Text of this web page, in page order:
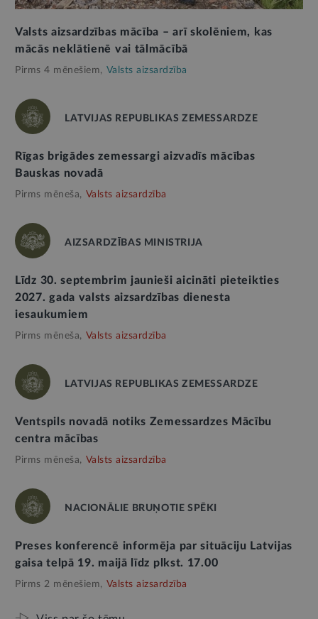
Valsts aizsardzības mācība – arī skolēniem, kas
mācās neklātienē vai tālmācībā
Pirms 4 mēnešiem, Valsts aizsardzība
LATVIJAS REPUBLIKAS ZEMESSARDZE
Rīgas brigādes zemessargi aizvadīs mācības
Bauskas novadā
Pirms mēneša, Valsts aizsardzība
AIZSARDZĪBAS MINISTRIJA
Līdz 30. septembrim jaunieši aicināti pieteikties
2027. gada valsts aizsardzības dienesta
iesaukumiem
Pirms mēneša, Valsts aizsardzība
LATVIJAS REPUBLIKAS ZEMESSARDZE
Ventspils novadā notiks Zemessardzes Mācību
centra mācības
Pirms mēneša, Valsts aizsardzība
NACIONĀLIE BRUŅOTIE SPĒKI
Preses konferencē informēja par situāciju Latvijas
gaisa telpā 19. maijā līdz plkst. 17.00
Pirms 2 mēnešiem, Valsts aizsardzība